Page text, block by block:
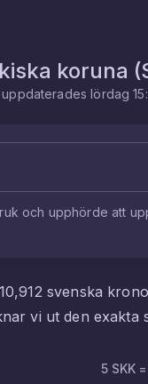
koruna (
uppdateradeslördag
och upphörde att
10,912 svenska
vi ut den
5 SKK